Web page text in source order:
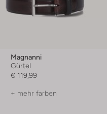
Magnanni
Gürtel
€ 119,99
+ mehr farben